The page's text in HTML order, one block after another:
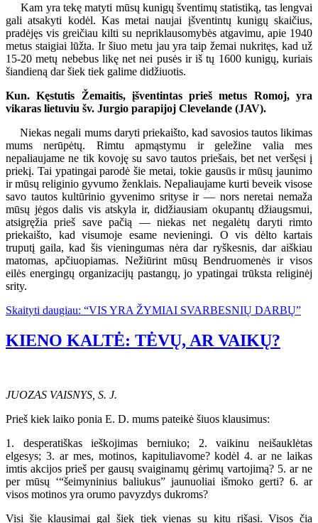
Kam yra tekę matyti mūsų kunigų šventimų statistiką, tas lengvai
gali atsakyti kodėl. Kas metai naujai įšventintų kunigų skaičius,
pradėjęs vis greičiau kilti su nepriklausomybės atgavimu, apie 1940
metus staigiai lūžta. Ir šiuo metu jau yra taip žemai nukritęs, kad už
15-20 metų nebebus likę net nei pusės ir iš tų 1600 kunigų, kuriais
šiandieną dar šiek tiek galime didžiuotis.
Kun. Kęstutis Žemaitis, įšventintas prieš metus Romoj, yra
vikaras lietuviu šv. Jurgio parapijoj Clevelande (JAV).
Niekas negali mums daryti priekaišto, kad savosios tautos likimas
mums nerūpėtų. Rimtu apmąstymu ir geležine valia mes
nepaliaujame ne tik kovoję su savo tautos priešais, bet net veršęsi į
priekį. Tai ypatingai parodė šie metai, tokie gausūs ir mūsų jaunimo
ir mūsų religinio gyvumo ženklais. Nepaliaujame kurti beveik visose
savo tautos kultūrinio gyvenimo srityse ir — nors neretai nemaža
mūsų jėgos dalis vis atskyla ir, didžiausiam okupantų džiaugsmui,
atsigręžia prieš save pačią — niekas net negalėtų daryti rimto
priekaišto, kad visumoje esame nevieningi. O vis dėlto kartais
truputį gaila, kad šis vieningumas nėra dar ryškesnis, dar aiškiau
matomas, apčiuopiamas. Nežiūrint mūsų Bendruomenės ir visos
eilės energingų organizacijų pastangų, jo ypatingai trūksta religinėj
srity.
Skaityti daugiau: “VIS YRA ŽYMIAI SVARBESNIŲ DARBŲ”
KIENO KALTĖ: TĖVŲ, AR VAIKŲ?
JUOZAS VAISNYS, S. J.
Prieš kiek laiko ponia E. D. mums pateikė šiuos klausimus:
1. desperatiškas ieškojimas berniuko; 2. vaikinu neišauklėtas
elgesys; 3. ar mes, motinos, kapituliavome? kodėl 4. ar ne laikas
imtis akcijos prieš per gausų svaiginamų gėrimų vartojimą? 5. ar ne
per mūsų ‘“šeimyninius baliukus” jaunuoliai išmoko gerti? 6. ar
visos motinos yra orumo pavyzdys dukroms?
Visi šie klausimai gal šiek tiek vienas su kitu rišasi. Visos čia